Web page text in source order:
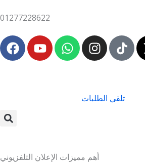
to
01277228622
F
a
c
o
Y
o
u
W
h
a
I
n
s
a
g
تلقي الطلبات
أهم مميزات الإعلان التلفزيوني